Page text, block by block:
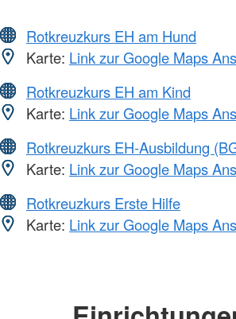
Rotkreuzkurs EH am Hund
Karte: Link zur Google Maps
Rotkreuzkurs EH am Kind
Karte: Link zur Google Maps
Rotkreuzkurs EH-Ausbildung
Karte: Link zur Google Maps
Rotkreuzkurs Erste Hilfe
Karte: Link zur Google Maps